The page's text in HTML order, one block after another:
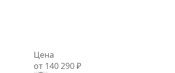
Цена
от 140 290₽